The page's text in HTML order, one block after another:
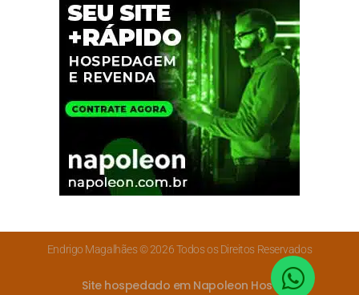
Endrigo Magalhães © 2026 Todos os Direitos Reservados
Site hospedado em Napoleon Host